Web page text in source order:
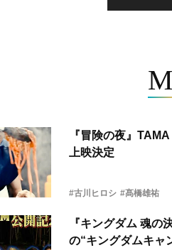
『冒険の夜』
上映決定
#古川ヒロシ #髙橋雄祐
『キングダム 魂の
の“キングダムキャ